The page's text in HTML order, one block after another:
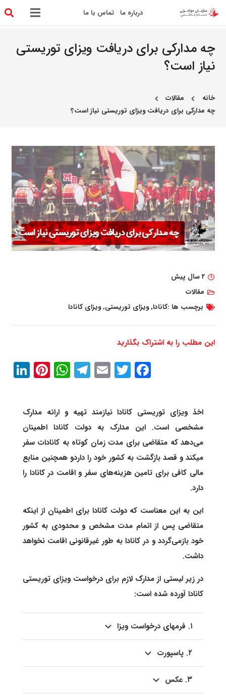
درباره ما تماس با ما
چه مدارکی برای دریافت ویزای توریستی
نیاز است؟
خانه chevron_left مقالات chevron_left
چه مدارکی برای دریافت ویزای توریستی نیاز است؟
۲ سال پیش
مقالات
برچسب ها :کانادا,ویزای توریستی,ویزای کانادا
این مطلب را به اشتراک بگذارید
Facebook
Twitter
Email
Telegram
اخذ ویزای توریستی کانادا نیازمند تهیه و ارائه مدارک
مشخصی است. این مدارک به دولت کانادا اطمینان
می‌دهد که متقاضی برای مدت زمان کوتاه به کانادات سفر
میکند و قصد بازگشت به کشور خود را داردو همچنین منابع
مالی کافی برای تامین هزینه‌های سفر و اقامت در کانادا را
دارد.
این به این معناست که دولت کانادا برای اطمینان از اینکه
متقاضی پس از اتمام مدت مشخص و محدودی به کشور
خود بازمی‌گردد و در کانادا به طور غیرقانونی اقامت نخواهد
داشت.
در زیر لیستی از مدارک لازم برای درخواست ویزای توریستی
کانادا آورده شده است:
۱. فرمهای درخواست ویزا
۲. پاسپورت
۳. عکس